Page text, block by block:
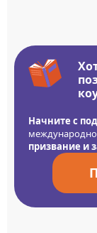
Начните с
призвание и